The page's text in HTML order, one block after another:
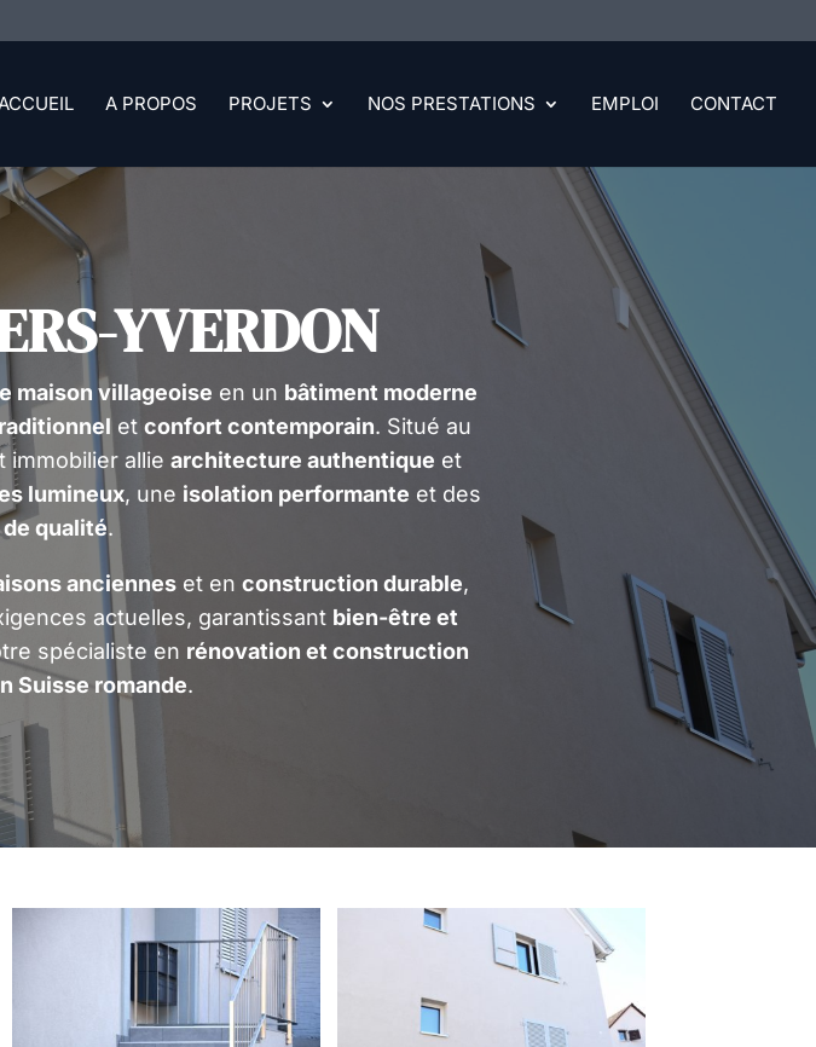
ACCUEIL A PROPOS PROJETS NOS PRESTATIONS EMPLOI CONTACT
YVERDON
maison villageoise en un bâtiment moderne
et confort contemporain. Situé au
immobilier allie architecture authentique et
lumineux, une isolation performante et des
qualité.
anciennes et en construction durable,
actuelles, garantissant bien-être et
spécialiste en rénovation et construction
Suisse romande.